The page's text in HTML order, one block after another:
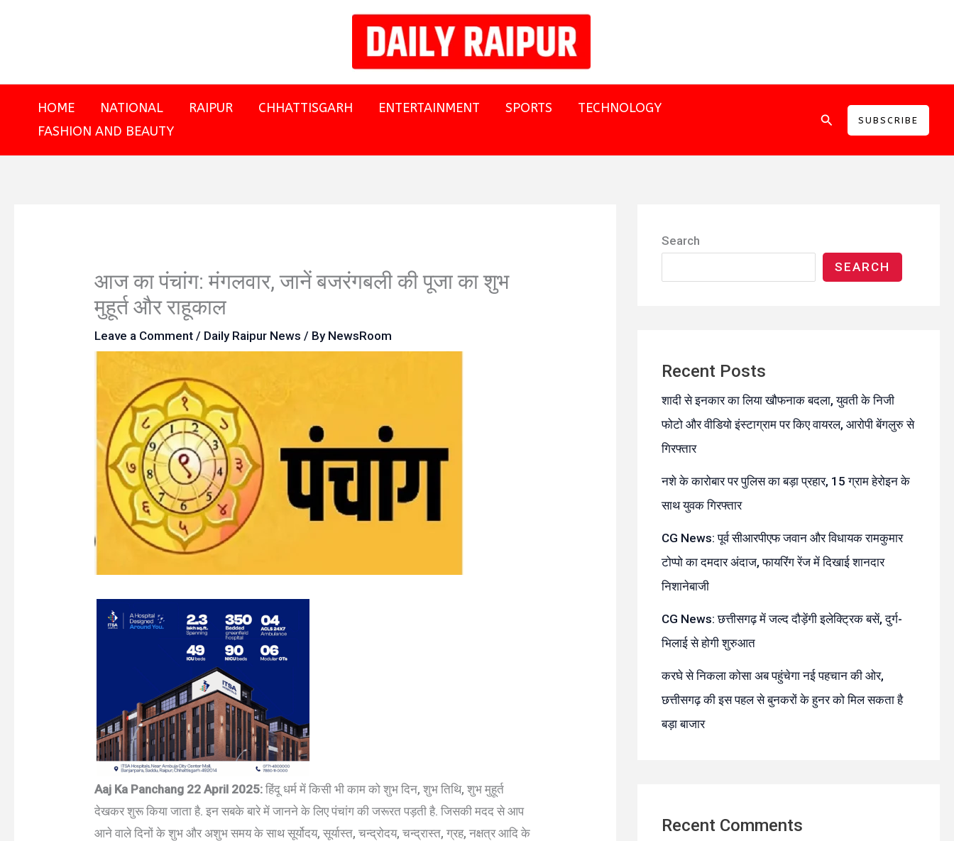
HOME NATIONAL RAIPUR CHHATTISGARH ENTERTAINMENT SPORTS
TECHNOLOGY
FASHION AND BEAUTY
SearchSUBSCRIBE
आज का पंचांग: मंगलवार, जानें बजरंगबली की पूजा का शुभ
मुहूर्त और राहूकाल
Leave a Comment / Daily Raipur News / By NewsRoom
Aaj Ka Panchang 22 April 2025: हिंदू धर्म में किसी भी काम को शुभ दिन, शुभ तिथि, शुभ मुहूर्त
देखकर शुरू किया जाता है. इन सबके बारे में जानने के लिए पंचांग की जरूरत पड़ती है. जिसकी मदद से आप
आने वाले दिनों के शुभ और अशुभ समय के साथ सूर्योदय, सूर्यास्त, चन्द्रोदय, चन्द्रास्त, ग्रह, नक्षत्र आदि के
Search
SEARCH
Recent Posts
शादी से इनकार का लिया खौफनाक बदला, युवती के निजी
फोटो और वीडियो इंस्टाग्राम पर किए वायरल, आरोपी बेंगलुरु से
गिरफ्तार
नशे के कारोबार पर पुलिस का बड़ा प्रहार, 15 ग्राम हेरोइन के
साथ युवक गिरफ्तार
CG News: पूर्व सीआरपीएफ जवान और विधायक रामकुमार
टोप्पो का दमदार अंदाज, फायरिंग रेंज में दिखाई शानदार
निशानेबाजी
CG News: छत्तीसगढ़ में जल्द दौड़ेंगी इलेक्ट्रिक बसें, दुर्ग-
भिलाई से होगी शुरुआत
करघे से निकला कोसा अब पहुंचेगा नई पहचान की ओर,
छत्तीसगढ़ की इस पहल से बुनकरों के हुनर को मिल सकता है
बड़ा बाजार
Recent Comments